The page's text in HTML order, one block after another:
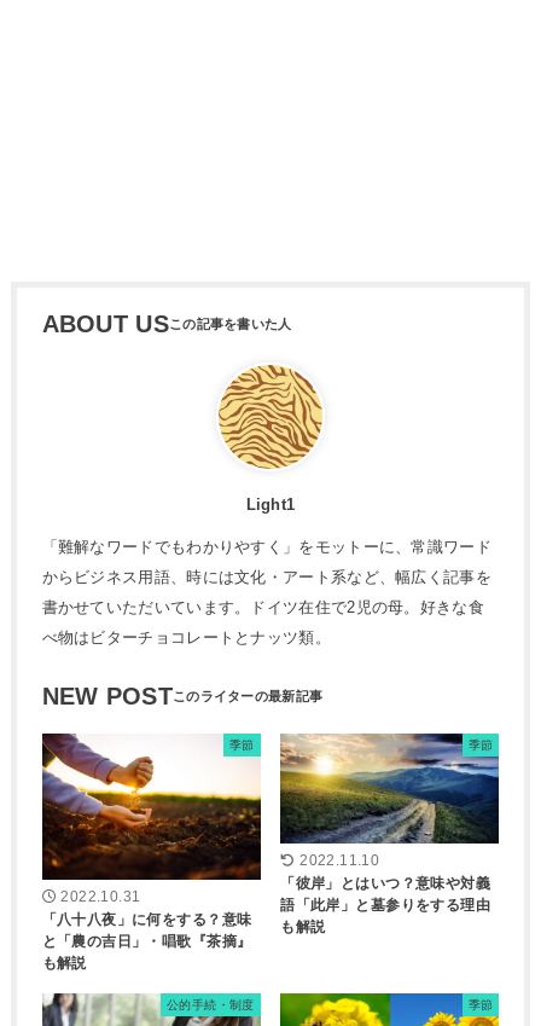
ABOUT US
Light1
「難解なワードでもわかりやすく」をモットーに、常識ワード
からビジネス用語、時には文化・アート系など、幅広く記事を
書かせていただいています。ドイツ在住で2児の母。好きな食
べ物はビターチョコレートとナッツ類。
NEW POST
季節
2022.10.31
「八十八夜」に何をする？意味
と「農の吉日」・唱歌『茶摘』
も解説
季節
2022.11.10
「彼岸」とはいつ？意味や対義
語「此岸」と墓参りをする理由
も解説
公的手続・制度 季節